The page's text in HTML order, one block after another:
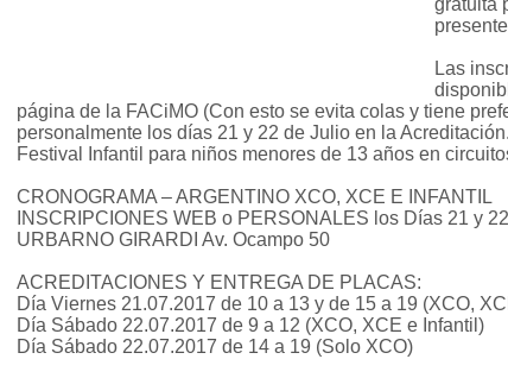
gratuita
Las
página de la FACiMO (Con esto se evita colas y tiene
personalmente los días 21 y 22 de Julio en la
Festival Infantil para niños menores de 13 años en
CRONOGRAMA – ARGENTINO XCO, XCE E INFANTIL
INSCRIPCIONES WEB o PERSONALES los Días 21 y
URBARNO GIRARDI Av. Ocampo 50
ACREDITACIONES Y ENTREGA DE PLACAS:
Día Viernes 21.07.2017 de 10 a 13 y de 15 a 19 (XCO,
Día Sábado 22.07.2017 de 9 a 12 (XCO, XCE e Infantil)
Día Sábado 22.07.2017 de 14 a 19 (Solo XCO)